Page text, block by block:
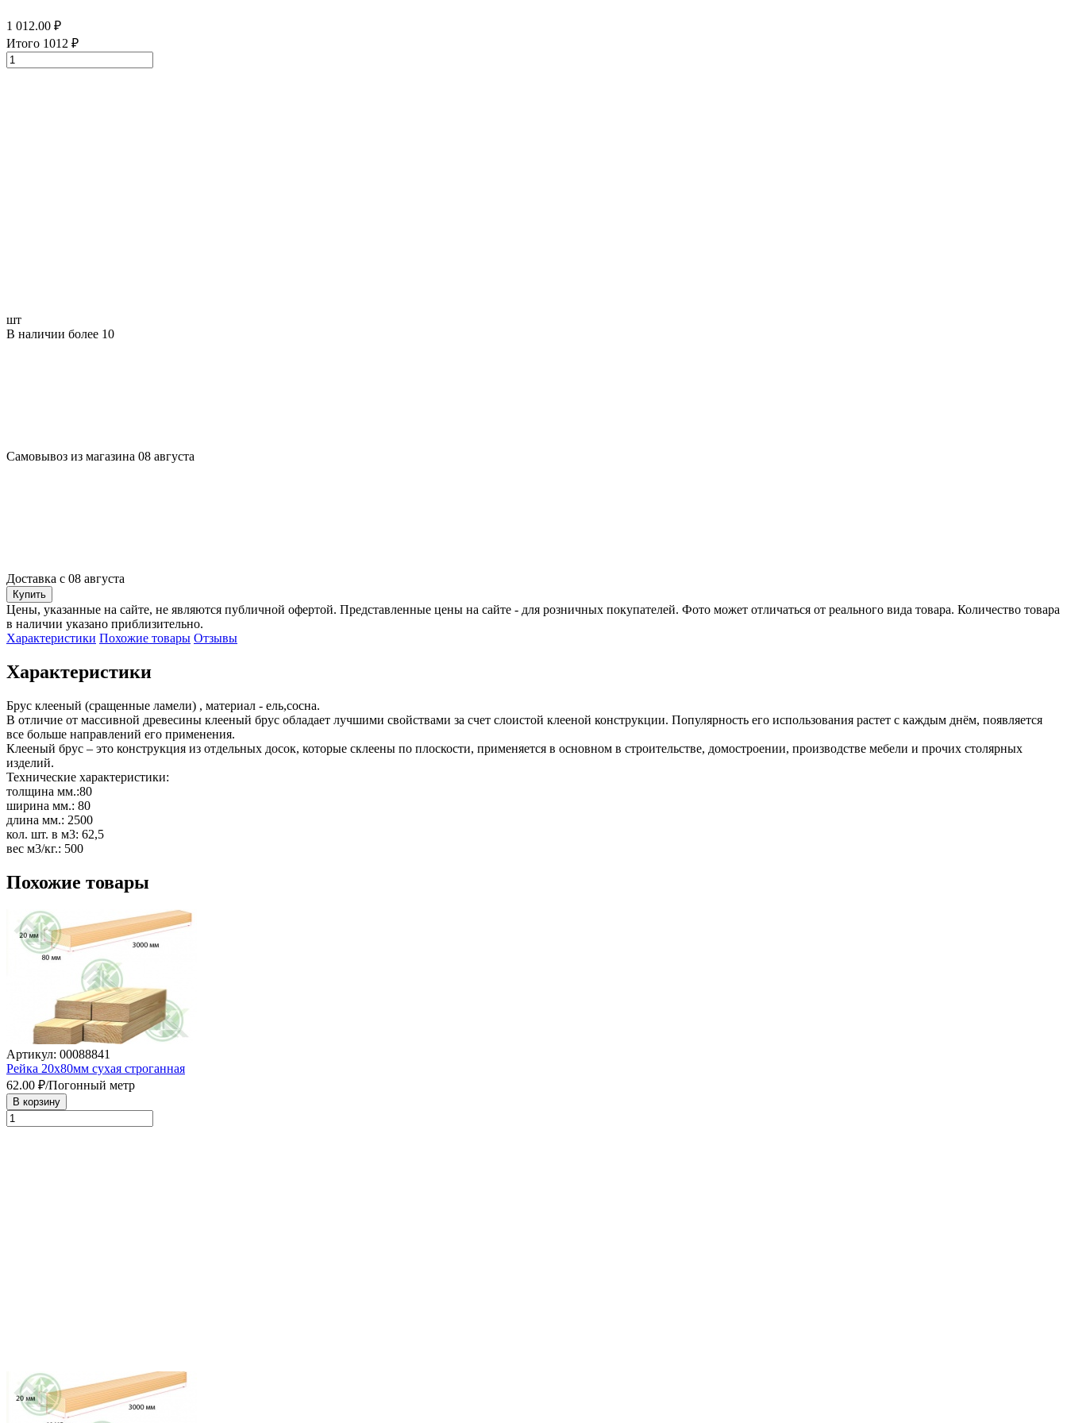
1 012.00 ₽
Итого 1012 ₽
шт
В наличии более 10
Самовывоз из магазина 08 августа
Доставка с 08 августа
Купить
Цены, указанные на сайте, не являются публичной офертой. Представленные цены на сайте - для розничных покупателей. Фото может отличаться от реального вида товара. Количество товара
в наличии указано приблизительно.
Характеристики Похожие товары Отзывы
Характеристики
Брус клееный (сращенные ламели) , материал - ель,сосна.
В отличие от массивной древесины клееный брус обладает лучшими свойствами за счет слоистой клееной конструкции. Популярность его использования растет с каждым днём, появляется
все больше направлений его применения.
Клееный брус – это конструкция из отдельных досок, которые склеены по плоскости, применяется в основном в строительстве, домостроении, производстве мебели и прочих столярных
изделий.
Технические характеристики:
толщина мм.:80
ширина мм.: 80
длина мм.: 2500
кол. шт. в м3: 62,5
вес м3/кг.: 500
Похожие товары
Артикул: 00088841
Рейка 20х80мм сухая строганная
62.00 ₽/Погонный метр
В корзину